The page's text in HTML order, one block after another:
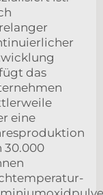
das
eine
30.000